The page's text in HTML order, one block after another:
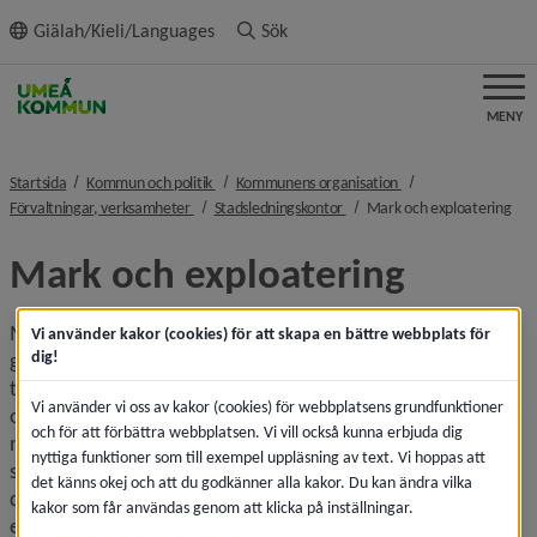
innehållet
Giälah/Kieli/Languages Sök
MENY
Startsida Kommun och politik nivå i brödsmulenavigeringen
Kommunens organisation nivå i
Förvaltningar, verksamheter nivå i brödsmulenavigeringen
Stadsledningskontor nivå i brödsmulenavigeringen
Mark och exploatering
Mark och exploatering
Mark och exploatering leder arbetet med att planera och
genomföra översiktsplanens intentioner avseende stadens
tillväxt – på kommunal mark. Det sker genom att planlägga
och bygga ut infrastrukturen för nya bostäder och för
näringslivets tillväxt, för skolor, förskolor, äldreboenden,
särskilda boenden et cetera. För genomförande av
detaljplaner på privat mark skriver Mark och exploatering
exploateringsavtal med byggherrar.
Vi använder kakor (cookies) för att skapa en bättre webbplats för
dig!
Vi använder vi oss av kakor (cookies) för webbplatsens grundfunktioner
och för att förbättra webbplatsen. Vi vill också kunna erbjuda dig
nyttiga funktioner som till exempel uppläsning av text. Vi hoppas att
det känns okej och att du godkänner alla kakor. Du kan ändra vilka
kakor som får användas genom att klicka på inställningar.